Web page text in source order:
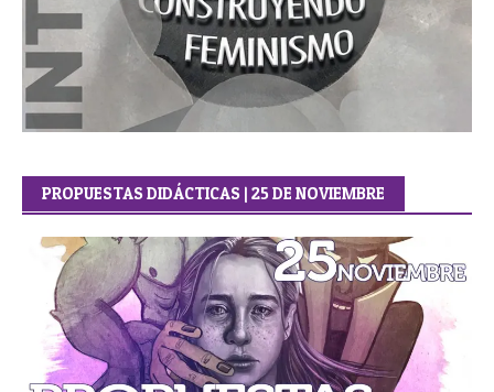
PROPUESTAS DIDÁCTICAS | 25 DE NOVIEMBRE